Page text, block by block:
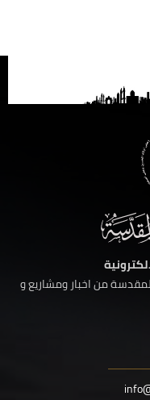
من اخبار ومشاريع و